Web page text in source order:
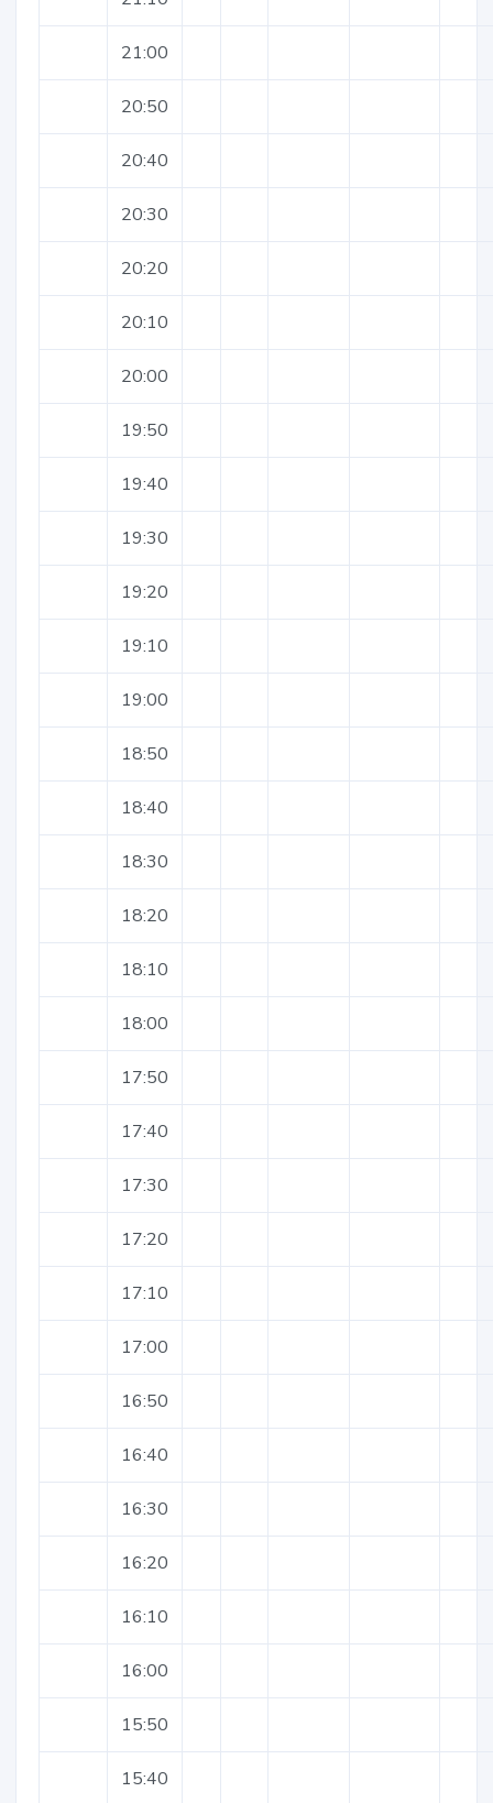
21:00
20:50
20:40
20:30
20:20
20:10
20:00
19:50
19:40
19:30
19:20
19:10
19:00
18:50
18:40
18:30
18:20
18:10
18:00
17:50
17:40
17:30
17:20
17:10
17:00
16:50
16:40
16:30
16:20
16:10
16:00
15:50
15:40